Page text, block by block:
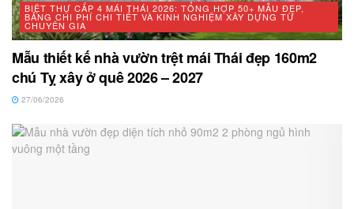
BIỆT THỰ CẤP 4 MÁI THÁI 2026: TỔNG HỢP 50+ MẪU ĐẸP,
BẢNG CHI PHÍ CHI TIẾT VÀ KINH NGHIỆM XÂY DỰNG TỪ
CHUYÊN GIA
Mẫu thiết kế nhà vườn trệt mái Thái đẹp 160m2
chú Tỵ xây ở quê 2026 – 2027
27/06/2026